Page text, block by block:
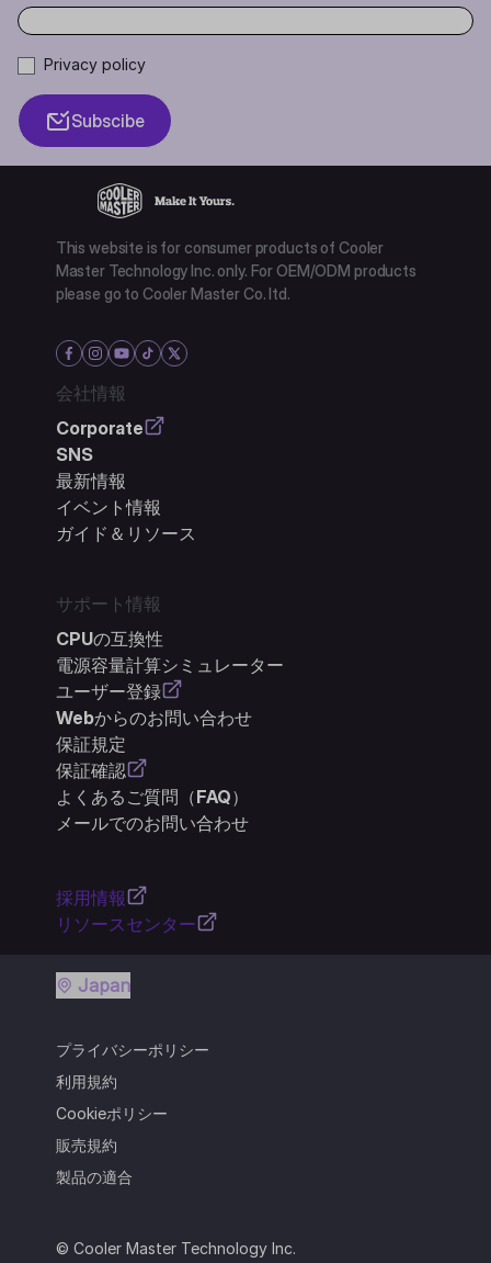
Privacy policy
Subscibe
This website is for consumer products of Cooler
Master Technology Inc. only. For OEM/ODM products
please go to Cooler Master Co. ltd.
会社情報
Corporate
SNS
最新情報
イベント情報
ガイド＆リソース
サポート情報
CPUの互換性
電源容量計算シミュレーター
ユーザー登録
Webからのお問い合わせ
保証規定
保証確認
よくあるご質問（FAQ）
メールでのお問い合わせ
採用情報
リソースセンター
© Cooler Master Technology Inc.
プライバシーポリシー
利用規約
Cookieポリシー
販売規約
製品の適合
Japan